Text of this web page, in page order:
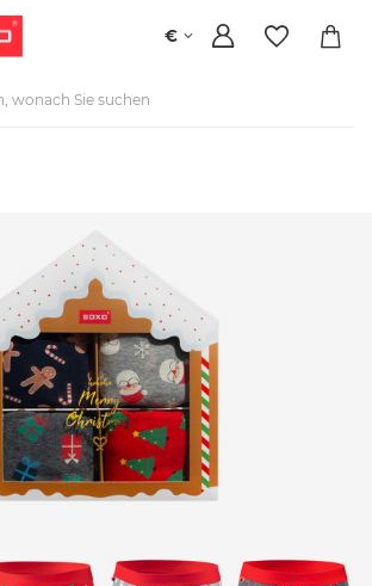
€